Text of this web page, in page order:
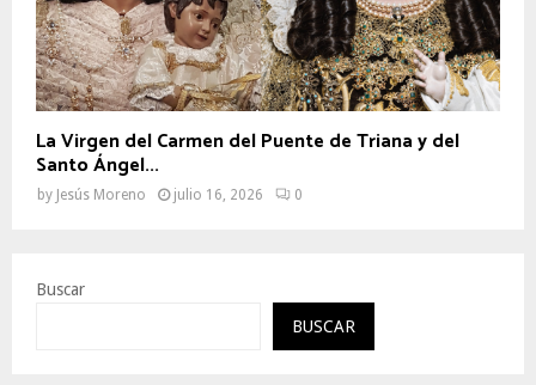
La Virgen del Carmen del Puente de Triana y del
Santo Ángel...
by Jesús Moreno julio 16, 2026 0
Buscar
BUSCAR